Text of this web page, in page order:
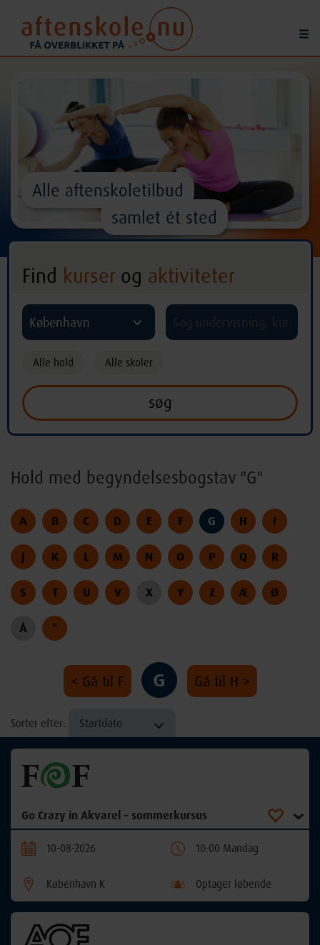
Alle aftenskoletilbud
samlet ét sted
Find kurser og aktiviteter
København ^
Alle hold Alle skoler
Hold med begyndelsesbogstav "G"
A B C D E F G H I
J K L M N O P Q R
S T U V X Y Z Æ Ø
Å *
< Gå til F G Gå til H >
Sorter efter: Startdato
Go Crazy in Akvarel – sommerkursus
10-08-2026 10:00 Mandag
København K Optager løbende